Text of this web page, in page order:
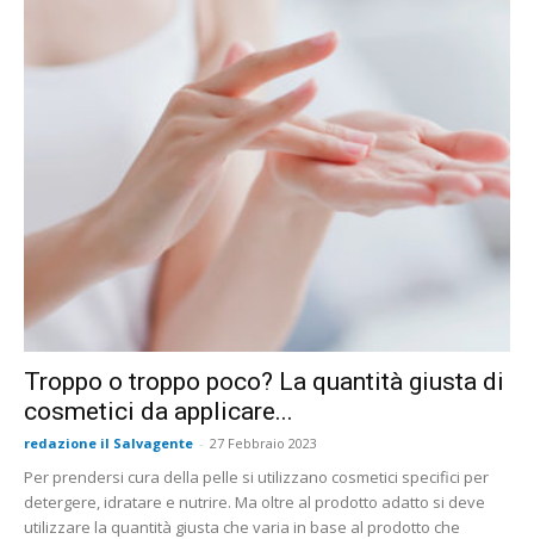
Troppo o troppo poco? La quantità giusta di
cosmetici da applicare...
redazione il Salvagente - 27 Febbraio 2023
Per prendersi cura della pelle si utilizzano cosmetici specifici per
detergere, idratare e nutrire. Ma oltre al prodotto adatto si deve
utilizzare la quantità giusta che varia in base al prodotto che